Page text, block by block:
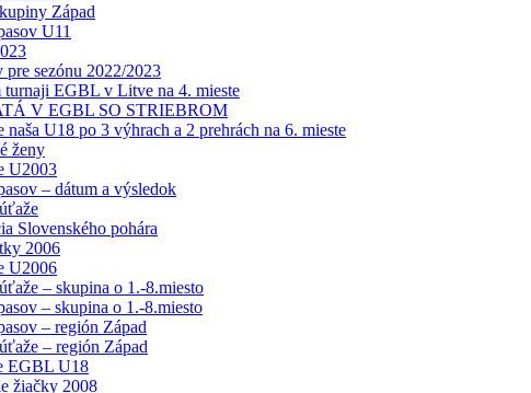
Západ
U11
pre sezónu 2022/2023
EGBL v Litve na 4. mieste
V EGBL SO STRIEBROM
U18 po 3 výhrach a 2 prehrách na 6. mieste
ženy
U2003
– dátum a výsledok
Slovenského pohára
2006
U2006
– skupina o 1.-8.miesto
– skupina o 1.-8.miesto
– región Západ
– región Západ
EGBL U18
žiačky 2008